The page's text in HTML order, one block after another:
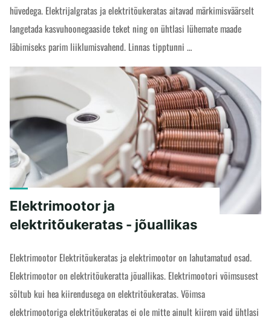
hüvedega. Elektrijalgratas ja elektritõukeratas aitavad märkimisväärselt
langetada kasvuhoonegaaside teket ning on ühtlasi lühemate maade
läbimiseks parim liiklumisvahend. Linnas tipptunni …
ja
regulatsioonide
negatiivne
mõju"
Elektrimootor ja
elektritõukeratas - jõuallikas
Elektrimootor Elektritõukeratas ja elektrimootor on lahutamatud osad.
Elektrimootor on elektritõukeratta jõuallikas. Elektrimootori võimsusest
sõltub kui hea kiirendusega on elektritõukeratas. Võimsa
elektrimootoriga elektritõukeratas ei ole mitte ainult kiirem vaid ühtlasi